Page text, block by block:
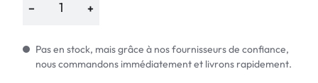
− +
Pas en stock, mais grâce à nos fournisseurs de confiance,
nous commandons immédiatement et livrons rapidement.